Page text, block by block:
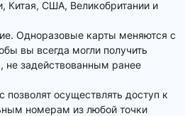
Китая, США, Великобритании и
Одноразовые карты меняются с
вы всегда могли получить
не задействованным ранее
осуществлять доступ к
номерам из любой точки